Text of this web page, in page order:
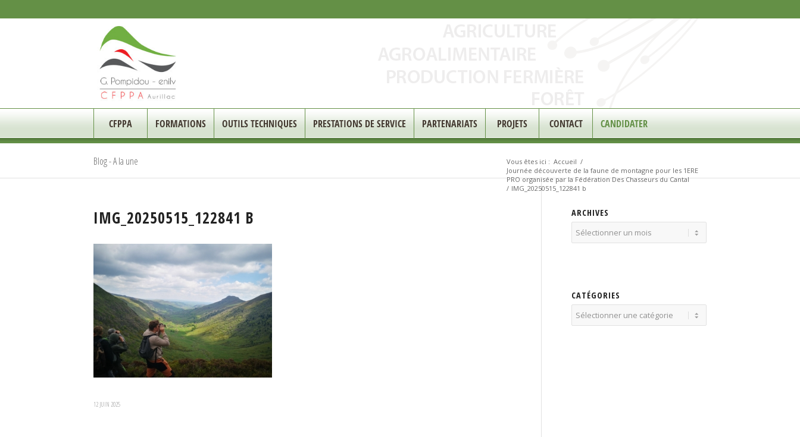
CFPPA FORMATIONS OUTILS TECHNIQUES PRESTATIONS DE SERVICE PARTENARIATS PROJETS CONTACT CANDIDATER
Blog - A la une Vous êtes ici : Accueil /
Journée découverte de la faune de montagne pour les 1ERE
PRO organisée par la Fédération Des Chasseurs du Cantal
/ IMG_20250515_122841 b
IMG_20250515_122841 B
12 JUIN 2025
ARCHIVES
CATÉGORIES
Catégories